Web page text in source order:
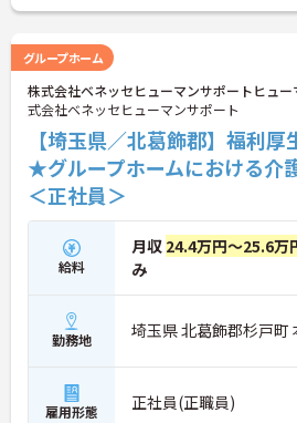
グループホーム
株式会社ベネッセヒューマンサポートヒュ
式会社ベネッセヒューマンサポート
【埼玉県／北葛飾郡】福利
★グループホームにおける介
＜正社員＞
給料
月収 24.4万円～25.6万
み
勤務地 埼玉県 北葛飾郡杉戸町
雇用形態 正社員(正職員)